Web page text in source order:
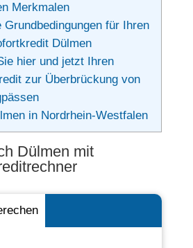
Merkmalen
Grundbedingungen für Ihren
Dülmen
hier und jetzt Ihren
zur Überbrückung von
in Nordrhein-Westfalen
Dülmen mit